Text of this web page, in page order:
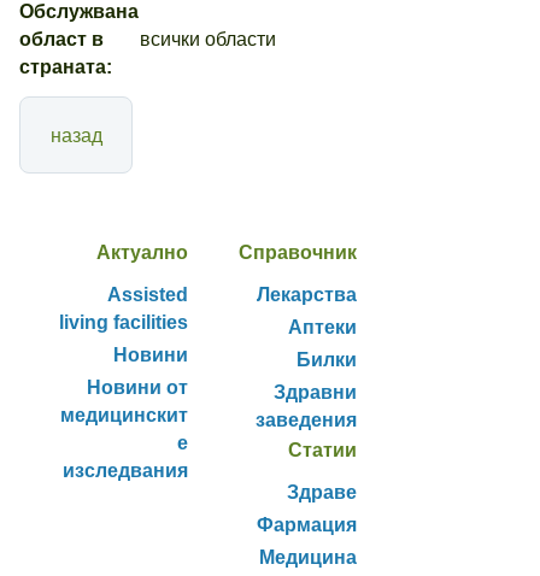
Обслужвана
област в
страната:
всички области
назад
Актуално
Assisted
living facilities
Новини
Новини от
медицинскит
е
изследвания
Справочник
Лекарства
Аптеки
Билки
Здравни
заведения
Статии
Здраве
Фармация
Медицина